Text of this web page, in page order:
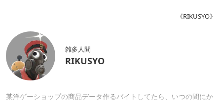
《RIKUSYO》
雑多人間
RIKUSYO
某洋ゲーショップの商品データ作るバイトしてたら、いつの間にか